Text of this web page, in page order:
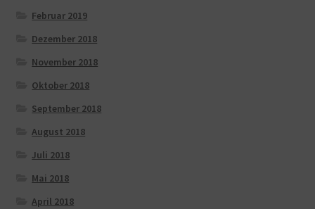
Februar 2019
Dezember 2018
November 2018
Oktober 2018
September 2018
August 2018
Juli 2018
Mai 2018
April 2018